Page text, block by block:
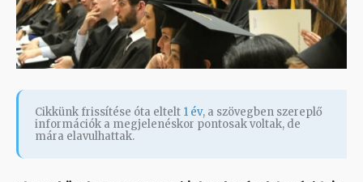
Cikkünk frissítése óta eltelt 1 év, a szövegben szereplő
információk a megjelenéskor pontosak voltak, de
mára elavulhattak.